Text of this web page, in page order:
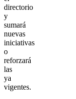
directorio
y
sumará
nuevas
iniciativas
o
reforzará
las
ya
vigentes.